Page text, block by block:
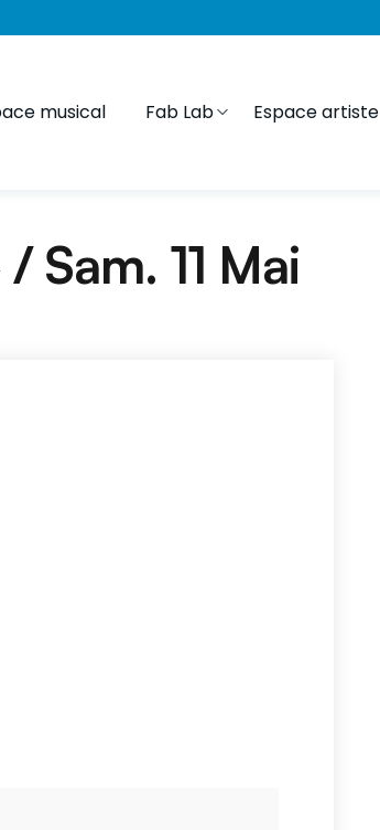
musical Fab Lab Espace artiste
Sam. 11 Mai